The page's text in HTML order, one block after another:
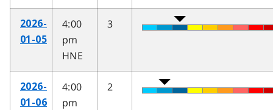
2026-
01-05
4:00
pm
HNE
3
2026-
01-06
4:00
pm
2